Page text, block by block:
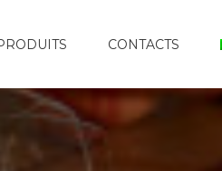
CONTACTS